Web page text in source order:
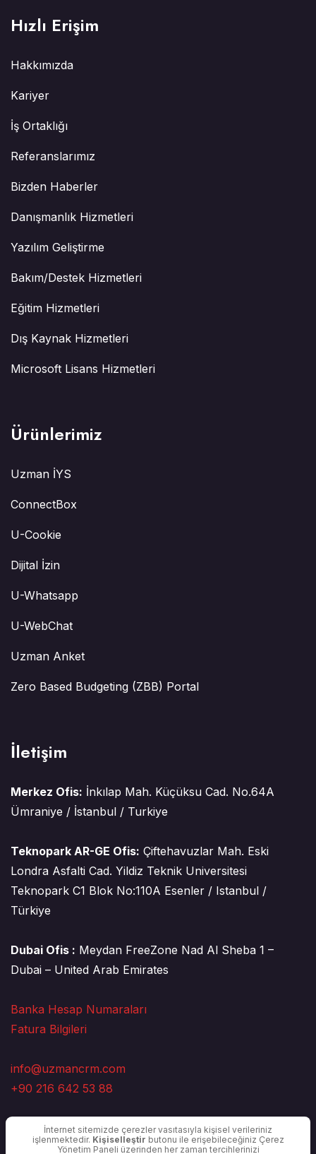
Hızlı Erişim
Hakkımızda
Kariyer
İş Ortaklığı
Referanslarımız
Bizden Haberler
Danışmanlık Hizmetleri
Yazılım Geliştirme
Bakım/Destek Hizmetleri
Eğitim Hizmetleri
Dış Kaynak Hizmetleri
Microsoft Lisans Hizmetleri
Ürünlerimiz
Uzman İYS
ConnectBox
U-Cookie
Dijital İzin
U-Whatsapp
U-WebChat
Uzman Anket
Zero Based Budgeting (ZBB) Portal
İletişim
Merkez Ofis: İnkılap Mah. Küçüksu Cad. No.64A
Ümraniye / İstanbul / Turkiye
Teknopark AR-GE Ofis: Çiftehavuzlar Mah. Eski
Londra Asfalti Cad. Yildiz Teknik Universitesi
Teknopark C1 Blok No:110A Esenler / Istanbul /
Türkiye
Dubai Ofis : Meydan FreeZone Nad Al Sheba 1 –
Dubai – United Arab Emirates
Banka Hesap Numaraları
Fatura Bilgileri
info@uzmancrm.com
+90 216 642 53 88
İnternet sitemizde çerezler vasıtasıyla kişisel verileriniz
işlenmektedir. Kişiselleştir butonu ile erişebileceğiniz Çerez
Yönetim Paneli üzerinden her zaman tercihlerinizi